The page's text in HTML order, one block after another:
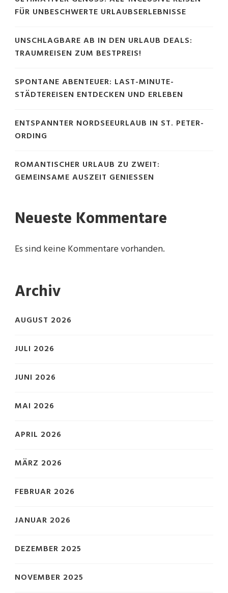
FÜR UNBESCHWERTE URLAUBSERLEBNISSE
UNSCHLAGBARE AB IN DEN URLAUB DEALS:
TRAUMREISEN ZUM BESTPREIS!
SPONTANE ABENTEUER: LAST-MINUTE-
STÄDTEREISEN ENTDECKEN UND ERLEBEN
ENTSPANNTER NORDSEEURLAUB IN ST. PETER-
ORDING
ROMANTISCHER URLAUB ZU ZWEIT:
GEMEINSAME AUSZEIT GENIESSEN
Neueste Kommentare
Es sind keine Kommentare vorhanden.
Archiv
AUGUST 2026
JULI 2026
JUNI 2026
MAI 2026
APRIL 2026
MÄRZ 2026
FEBRUAR 2026
JANUAR 2026
DEZEMBER 2025
NOVEMBER 2025